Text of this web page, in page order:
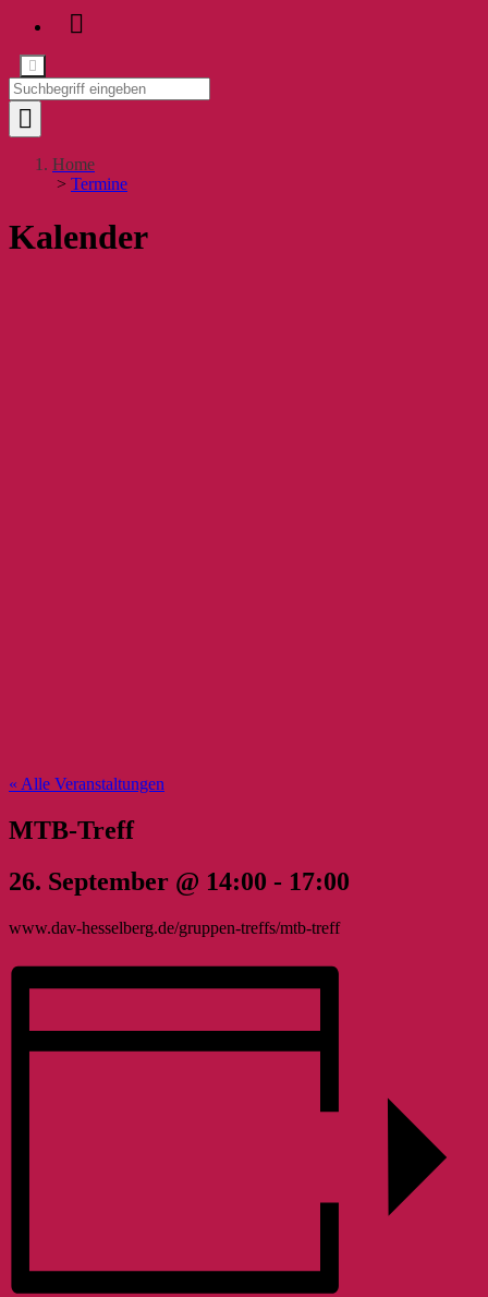
Home
> Termine
Kalender
« Alle Veranstaltungen
MTB-Treff
26. September @ 14:00 - 17:00
www.dav-hesselberg.de/gruppen-treffs/mtb-treff